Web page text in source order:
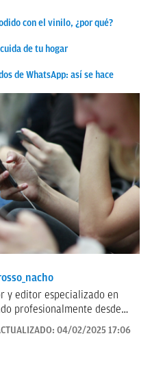
con el vinilo, ¿por qué?
de tu hogar
de WhatsApp: así se hace
y editor especializado en
y blogs en español.
04/02/2025 17:06